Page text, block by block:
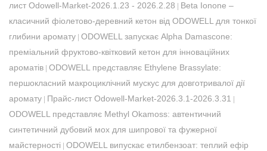
лист Odowell-Market-2026.1.23 - 2026.2.28
Beta Ionone –
класичний фіолетово-деревний кетон від ODOWELL для тонкої
глибини аромату ​ODOWELL запускає Alpha Damascone:
преміальний фруктово-квітковий кетон для інноваційних
ароматів ​ODOWELL представляє Ethylene Brassylate:
першокласний макроциклічний мускус для довготривалої дії
аромату
Прайс-лист Odowell-Market-2026.3.1-2026.3.31
ODOWELL представляє Methyl Okamoss: автентичний
синтетичний дубовий мох для шипрової та фужерної
майстерності
ODOWELL випускає етилбензоат: теплий ефір